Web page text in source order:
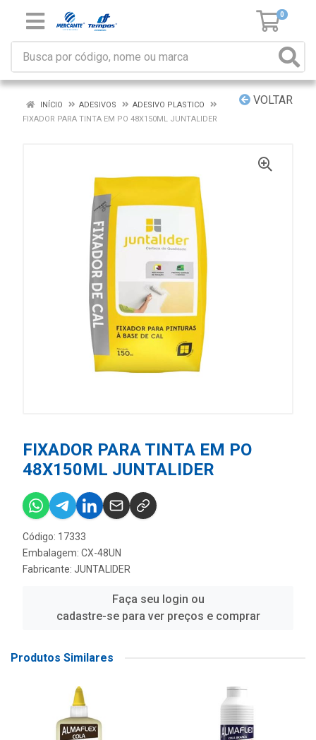
0
VOLTAR
INÍCIO ADESIVOS
ADESIVO PLASTICO
FIXADOR PARA TINTA EM PO 48X150ML JUNTALIDER
FIXADOR PARA TINTA EM PO
48X150ML JUNTALIDER
Código: 17333
Embalagem: CX-48UN
Fabricante: JUNTALIDER
Faça seu login ou
cadastre-se para ver preços e comprar
Produtos Similares